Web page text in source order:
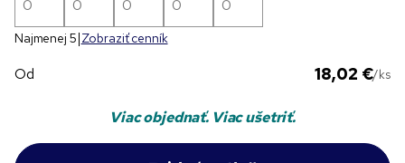
Najmenej 5 Zobraziť cenník
Od 18,02 €/ks
Viac objednať. Viac ušetriť.